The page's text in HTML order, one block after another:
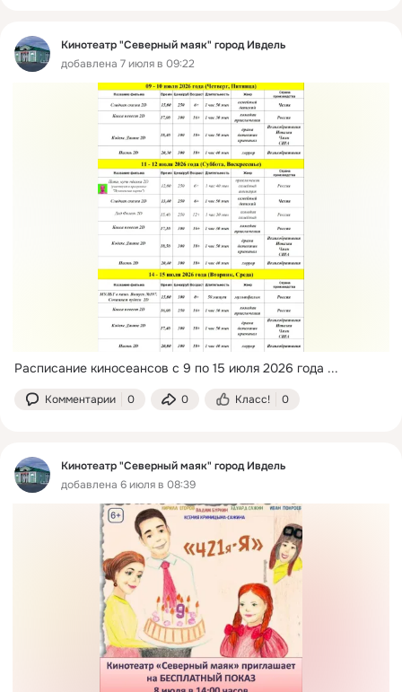
Кинотеатр "Северный маяк" город Ивдель
добавлена 7 июля в 09:22
Расписание киносеансов с 9 по 15 июля 2026 года ...
Комментарии 0 0 Класс! 0
Кинотеатр "Северный маяк" город Ивдель
добавлена 6 июля в 08:39